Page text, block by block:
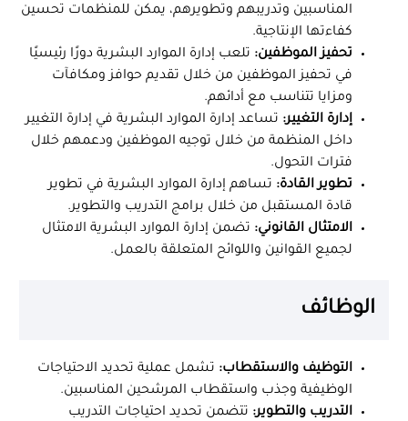
المناسبين وتدريبهم وتطويرهم، يمكن للمنظمات تحسين
كفاءتها الإنتاجية.
تحفيز الموظفين: تلعب إدارة الموارد البشرية دورًا رئيسيًا
في تحفيز الموظفين من خلال تقديم حوافز ومكافآت
ومزايا تتناسب مع أدائهم.
إدارة التغيير: تساعد إدارة الموارد البشرية في إدارة التغيير
داخل المنظمة من خلال توجيه الموظفين ودعمهم خلال
فترات التحول.
تطوير القادة: تساهم إدارة الموارد البشرية في تطوير
قادة المستقبل من خلال برامج التدريب والتطوير.
الامتثال القانوني: تضمن إدارة الموارد البشرية الامتثال
لجميع القوانين واللوائح المتعلقة بالعمل.
الوظائف
التوظيف والاستقطاب: تشمل عملية تحديد الاحتياجات
الوظيفية وجذب واستقطاب المرشحين المناسبين.
التدريب والتطوير: تتضمن تحديد احتياجات التدريب